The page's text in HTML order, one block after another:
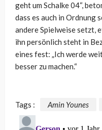
geht um Schalke 04“,
dass es auch in Ordnung
andere Spielweise setzt,
ihn persönlich steht in
eines fest: „Ich werde
besser zu machen.“
Tags : Amin Younes